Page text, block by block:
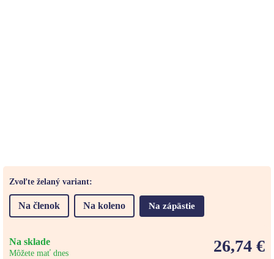
Zvoľte želaný variant:
Na členok Na koleno Na zápästie
Na sklade
Môžete mať dnes 26,74 €